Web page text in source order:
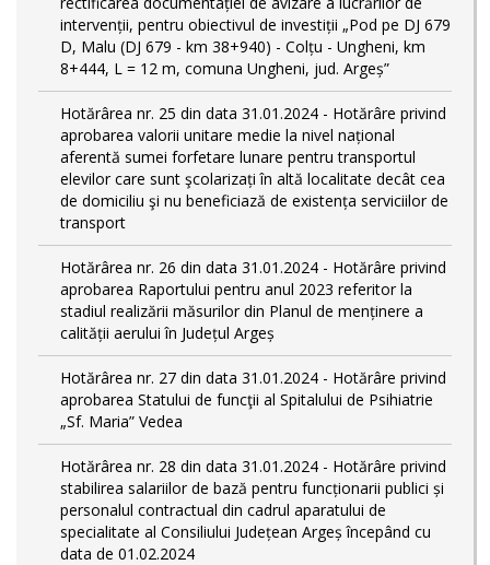
intervenții, pentru obiectivul de investiții „Pod pe DJ 679
D, Malu (DJ 679 - km 38+940) - Colțu - Ungheni, km
8+444, L = 12 m, comuna Ungheni, jud. Argeș”
Hotărârea nr. 25 din data 31.01.2024 - Hotărâre privind
aprobarea valorii unitare medie la nivel național
aferentă sumei forfetare lunare pentru transportul
elevilor care sunt şcolarizați în altă localitate decât cea
de domiciliu şi nu beneficiază de existența serviciilor de
transport
Hotărârea nr. 26 din data 31.01.2024 - Hotărâre privind
aprobarea Raportului pentru anul 2023 referitor la
stadiul realizării măsurilor din Planul de menținere a
calității aerului în Județul Argeș
Hotărârea nr. 27 din data 31.01.2024 - Hotărâre privind
aprobarea Statului de funcţii al Spitalului de Psihiatrie
„Sf. Maria” Vedea
Hotărârea nr. 28 din data 31.01.2024 - Hotărâre privind
stabilirea salariilor de bază pentru funcționarii publici și
personalul contractual din cadrul aparatului de
specialitate al Consiliului Județean Argeș începând cu
data de 01.02.2024